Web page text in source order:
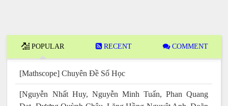
POPULAR RECENT COMMENT
[Mathscope] Chuyên Đề Số Học
[Nguyễn Nhất Huy, Nguyễn Minh Tuấn, Phan Quang